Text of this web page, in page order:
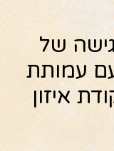
– פגישה של
עמותת
איזון